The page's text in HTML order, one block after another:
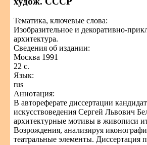
Тематика, ключевые слова:
Изобразительное и декоративно-
архитектура.
Сведения об издании:
Москва 1991
22 с.
Язык:
rus
Аннотация:
В автореферате диссертации
искусствоведения Сергей Львович
архитектурные мотивы в живописи
Возрождения, анализируя
театральные элементы. Диссертация